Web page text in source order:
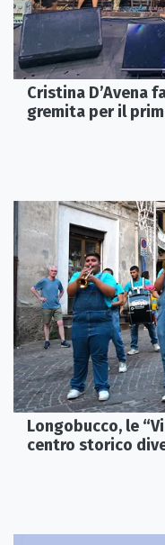
Cristina D’Avena
gremita per il
Longobucco, le
centro storico